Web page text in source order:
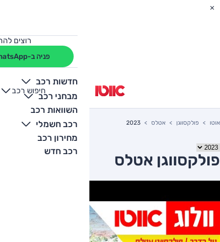
רוצים
פניה ב-WhatsApp
חדשות רכב
מבחני רכב
השוואות רכב
רכב חשמלי
מחירון רכב
רכב חדש
חיפוש רכב
+
-
אוטו פולקסווגן אטלס 2023
פולקסווגן אטלס